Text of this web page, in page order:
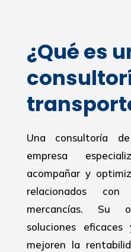
¿Qué es
Una consultoría
empresa
acompañar y
relacionados
mercancías. Su
soluciones
mejoren la